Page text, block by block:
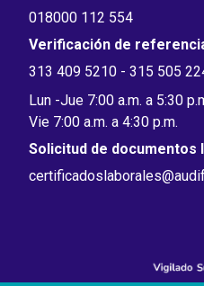
018000 112 554
Verificación de
313 409 5210 - 315 505
Lun -Jue 7:00 a.m. a 5:30
Vie 7:00 a.m. a 4:30 p.m.
Solicitud de documentos